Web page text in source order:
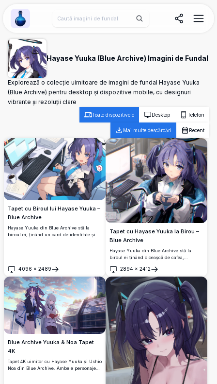
Wallpaper Alchemy
Hayase Yuuka (Blue Archive) Imagini de Fundal
Explorează o colecție uimitoare de imagini de fundal Hayase Yuuka
(Blue Archive) pentru desktop și dispozitive mobile, cu designuri
vibrante și rezoluții clare
Toate dispozitivele Desktop Telefon
Mai multe descărcări Recent
Tapet cu Biroul lui Hayase Yuuka –
Blue Archive
Hayase Yuuka din Blue Archive stă la
biroul ei, ținând un card de identitate și
4096 × 2489
Deschide
Tapet cu Hayase Yuuka la Birou –
Blue Archive
Hayase Yuuka din Blue Archive stă la
biroul ei ținând o ceașcă de cafea,
papetărie. Un tapet anime superb în
rezoluție înaltă, cu tonuri albastre reci și
ilustrații detaliate.
2894 × 2412
Deschide
Blue Archive Yuuka & Noa Tapet
4K
Tapet 4K uimitor cu Hayase Yuuka și Ushio
Noa din Blue Archive. Ambele personaje